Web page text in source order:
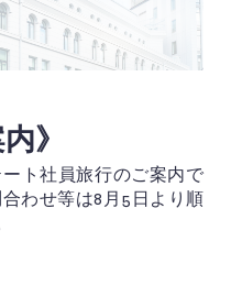
》
ト社員旅行のご案内で
わせ等は8月5日より順